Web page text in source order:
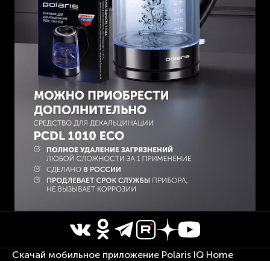
Скачай мобильное приложение Polaris IQ Home